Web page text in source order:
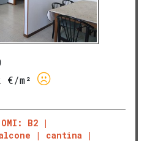
€/m²
B2
cantina